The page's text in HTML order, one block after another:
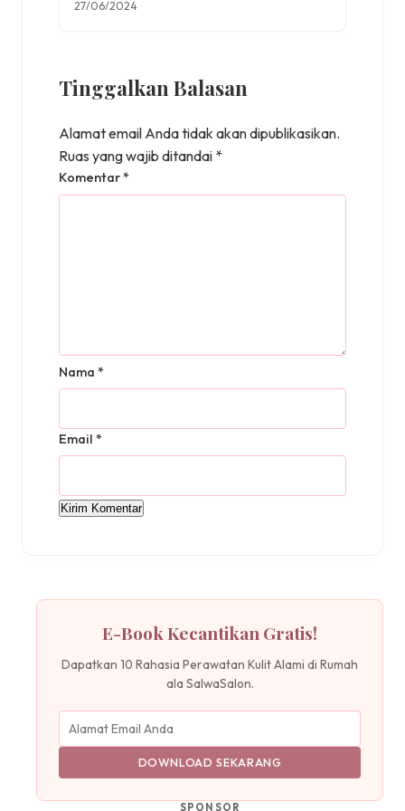
27/06/2024
Tinggalkan Balasan
Alamat email Anda tidak akan dipublikasikan.
Ruas yang wajib ditandai *
Komentar*
Nama *
Email *
E-Book Kecantikan Gratis!
Dapatkan 10 Rahasia Perawatan Kulit Alami di Rumah
ala SalwaSalon.
DOWNLOAD SEKARANG
SPONSOR